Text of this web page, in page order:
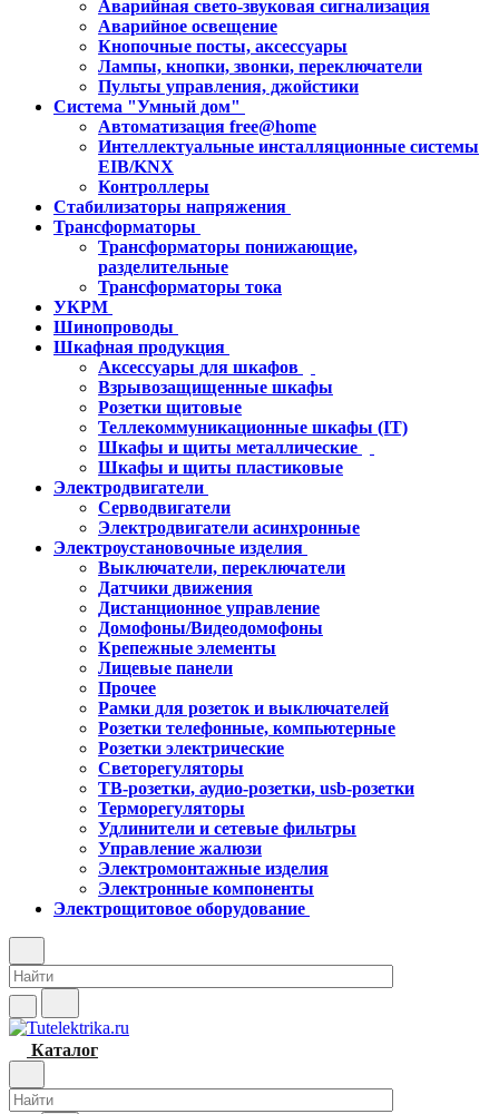
Аварийная свето-звуковая сигнализация
Аварийное освещение
Кнопочные посты, аксессуары
Лампы, кнопки, звонки, переключатели
Пульты управления, джойстики
Система "Умный дом"
Автоматизация free@home
Интеллектуальные инсталляционные системы
EIB/KNX
Контроллеры
Стабилизаторы напряжения
Трансформаторы
Трансформаторы понижающие,
разделительные
Трансформаторы тока
УКРМ
Шинопроводы
Шкафная продукция
Аксессуары для шкафов
Взрывозащищенные шкафы
Розетки щитовые
Теллекоммуникационные шкафы (IT)
Шкафы и щиты металлические
Шкафы и щиты пластиковые
Электродвигатели
Серводвигатели
Электродвигатели асинхронные
Электроустановочные изделия
Выключатели, переключатели
Датчики движения
Дистанционное управление
Домофоны/Видеодомофоны
Крепежные элементы
Лицевые панели
Прочее
Рамки для розеток и выключателей
Розетки телефонные, компьютерные
Розетки электрические
Светорегуляторы
ТВ-розетки, аудио-розетки, usb-розетки
Терморегуляторы
Удлинители и сетевые фильтры
Управление жалюзи
Электромонтажные изделия
Электронные компоненты
Электрощитовое оборудование
Каталог